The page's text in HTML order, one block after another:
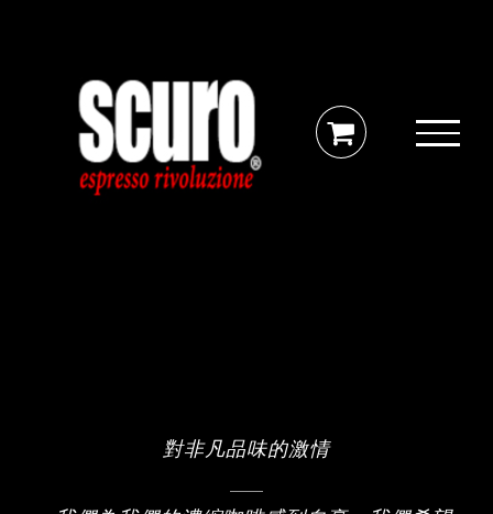
對非凡品味的激情